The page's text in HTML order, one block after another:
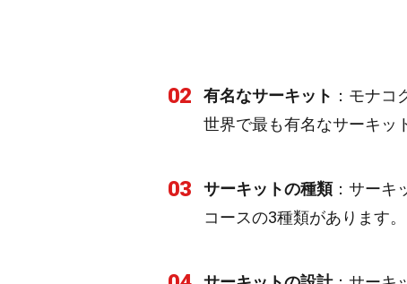
02 有名なサーキット ：モナコ
世界で最も有名なサーキッ
03 サーキットの種類：サーキ
コースの3種類があります。